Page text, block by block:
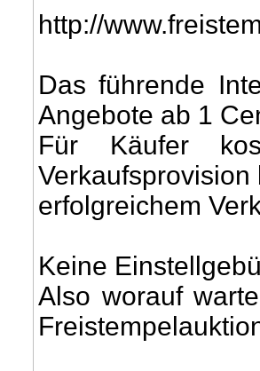
http://
Das führende
Angebote ab 1
Für Käufer
Verkaufsprovision
erfolgreichem
Keine
Also worauf